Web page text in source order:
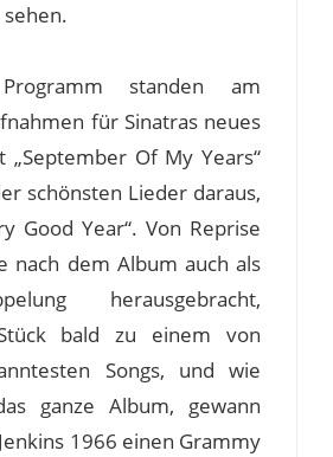
standen am
für Sinatras neues
„September Of My Years“
schönsten Lieder daraus,
Good Year“. Von Reprise
nach dem Album auch als
herausgebracht,
bald zu einem von
Songs, und wie
ganze Album, gewann
1966 einen Grammy